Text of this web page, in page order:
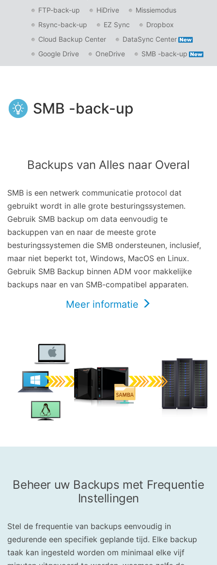
FTP-back-up
HiDrive
Missiemodus
Rsync-back-up
EZ Sync
Dropbox
Cloud Backup Center
DataSync Center
Google Drive
OneDrive SMB -back-up
SMB -back-up
Backups van Alles naar Overal
SMB is een netwerk communicatie protocol dat
gebruikt wordt in alle grote besturingssystemen.
Gebruik SMB backup om data eenvoudig te
backuppen van en naar de meeste grote
besturingssystemen die SMB ondersteunen, inclusief,
maar niet beperkt tot, Windows, MacOS en Linux.
Gebruik SMB Backup binnen ADM voor makkelijke
backups naar en van SMB-compatibel apparaten.
Meer informatie
Beheer uw Backups met Frequentie
Instellingen
Stel de frequentie van backups eenvoudig in
gedurende een specifiek geplande tijd. Elke backup
taak kan ingesteld worden om minimaal elke vijf